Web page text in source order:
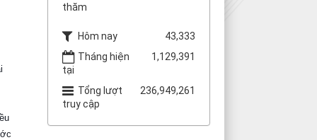
thăm
Hôm nay
43,333
Tháng hiện
tại
1,129,391
Tổng lượt
truy cập
236,949,261